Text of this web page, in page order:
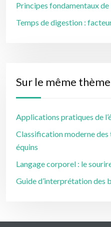
Principes fondamentaux
Temps de digestion :
Sur le même thème
Applications pratiques de
Classification moderne
équins
Langage corporel : le
Guide d’interprétation des